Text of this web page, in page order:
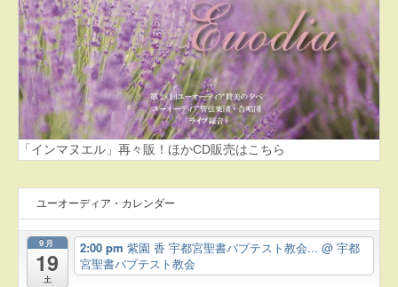
「インマヌエル」再々販！ほかCD販売はこちら
ユーオーディア・カレンダー
9月
19
土
2:00 pm 紫園 香 宇都宮聖書バプテスト教会... @ 宇都
宮聖書バプテスト教会